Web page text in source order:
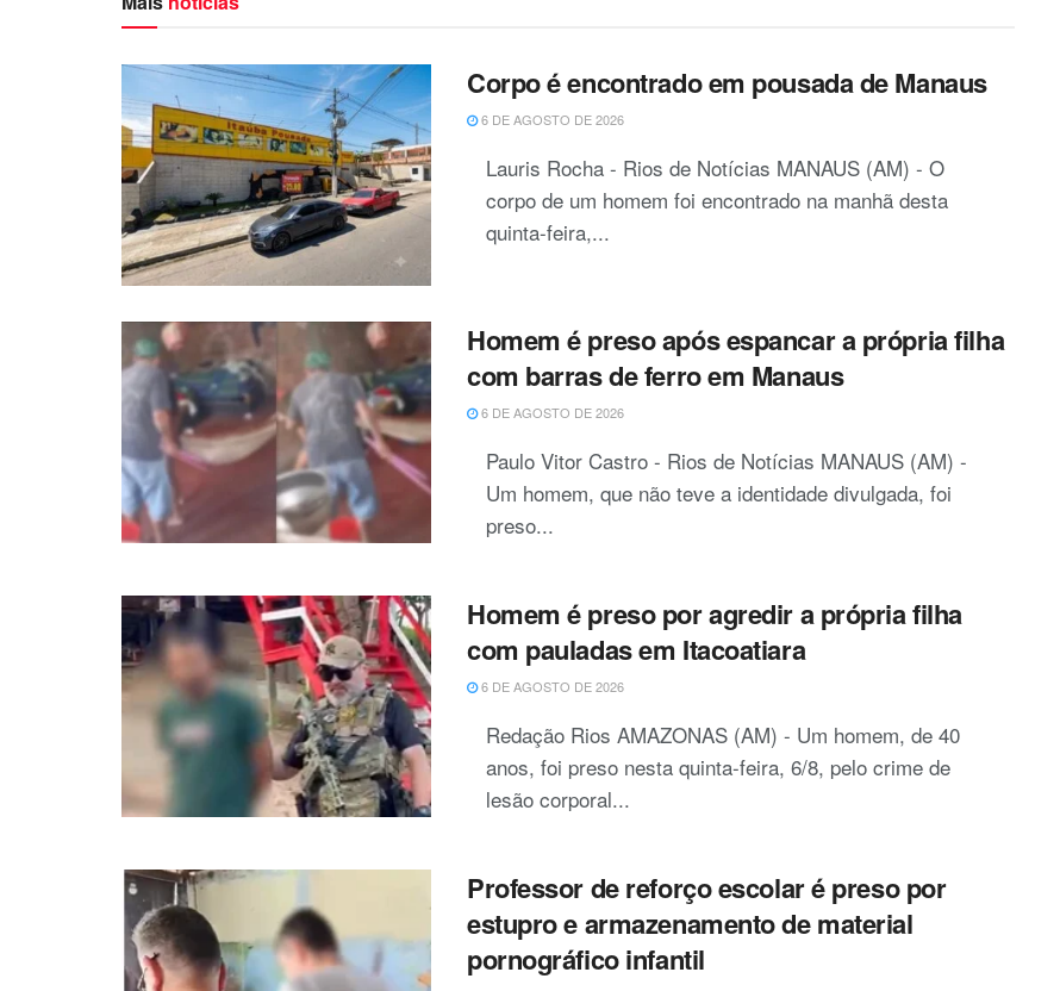
Corpo é encontrado em pousada de Manaus
6 DE AGOSTO DE 2026
Lauris Rocha - Rios de Notícias MANAUS (AM) - O
corpo de um homem foi encontrado na manhã desta
quinta-feira,...
Homem é preso após espancar a própria filha
com barras de ferro em Manaus
6 DE AGOSTO DE 2026
Paulo Vitor Castro - Rios de Notícias MANAUS (AM) -
Um homem, que não teve a identidade divulgada, foi
preso...
Homem é preso por agredir a própria filha
com pauladas em Itacoatiara
6 DE AGOSTO DE 2026
Redação Rios AMAZONAS (AM) - Um homem, de 40
anos, foi preso nesta quinta-feira, 6/8, pelo crime de
lesão corporal...
Professor de reforço escolar é preso por
estupro e armazenamento de material
pornográfico infantil